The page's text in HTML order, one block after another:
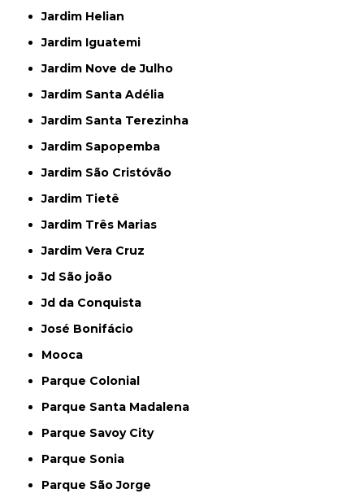
Jardim Helian
Jardim Iguatemi
Jardim Nove de Julho
Jardim Santa Adélia
Jardim Santa Terezinha
Jardim Sapopemba
Jardim São Cristóvão
Jardim Tietê
Jardim Três Marias
Jardim Vera Cruz
Jd São joão
Jd da Conquista
José Bonifácio
Mooca
Parque Colonial
Parque Santa Madalena
Parque Savoy City
Parque Sonia
Parque São Jorge